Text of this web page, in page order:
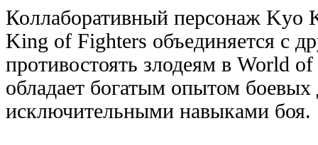
Коллаборативный персонаж Kyo
King of Fighters объединяется с
противостоять злодеям в World
обладает богатым опытом боевых
исключительными навыками боя.